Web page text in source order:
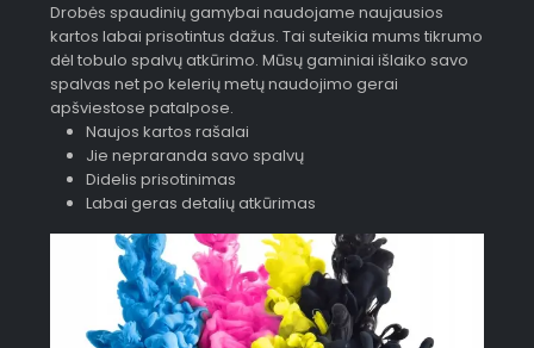
Drobės spaudinių gamybai naudojame naujausios
kartos labai prisotintus dažus. Tai suteikia mums tikrumo
dėl tobulo spalvų atkūrimo. Mūsų gaminiai išlaiko savo
spalvas net po kelerių metų naudojimo gerai
apšviestose patalpose.
Naujos kartos rašalai
Jie nepraranda savo spalvų
Didelis prisotinimas
Labai geras detalių atkūrimas